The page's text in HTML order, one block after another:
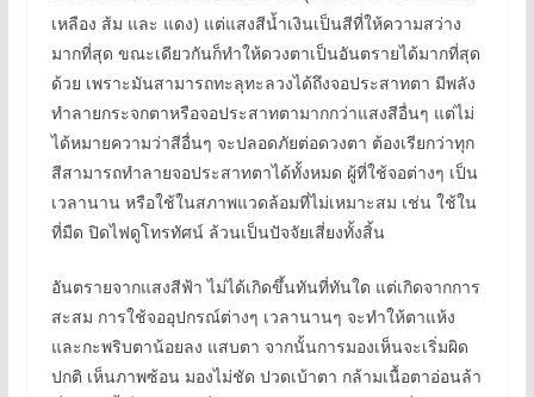
เหลือง ส้ม และ แดง) แต่แสงสีน้ำเงินเป็นสีที่ให้ความสว่าง
มากที่สุด ขณะเดียวกันก็ทำให้ดวงตาเป็นอันตรายได้มากที่สุด
ด้วย เพราะมันสามารถทะลุทะลวงได้ถึงจอประสาทตา มีพลัง
ทำลายกระจกตาหรือจอประสาทตามากกว่าแสงสีอื่นๆ แต่ไม่
ได้หมายความว่าสีอื่นๆ จะปลอดภัยต่อดวงตา ต้องเรียกว่าทุก
สีสามารถทำลายจอประสาทตาได้ทั้งหมด ผู้ที่ใช้จอต่างๆ เป็น
เวลานาน หรือใช้ในสภาพแวดล้อมที่ไม่เหมาะสม เช่น ใช้ใน
ที่มืด ปิดไฟดูโทรทัศน์ ล้วนเป็นปัจจัยเสี่ยงทั้งสิ้น
อันตรายจากแสงสีฟ้า ไม่ได้เกิดขึ้นทันที่ทันใด แต่เกิดจากการ
สะสม การใช้จออุปกรณ์ต่างๆ เวลานานๆ จะทำให้ตาแห้ง
และกะพริบตาน้อยลง แสบตา จากนั้นการมองเห็นจะเริ่มผิด
ปกติ เห็นภาพซ้อน มองไม่ชัด ปวดเบ้าตา กล้ามเนื้อตาอ่อนล้า